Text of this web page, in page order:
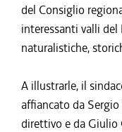
del Consiglio
interessanti valli del
naturalistiche,
A illustrarle, il
affiancato da
direttivo e da Giulio